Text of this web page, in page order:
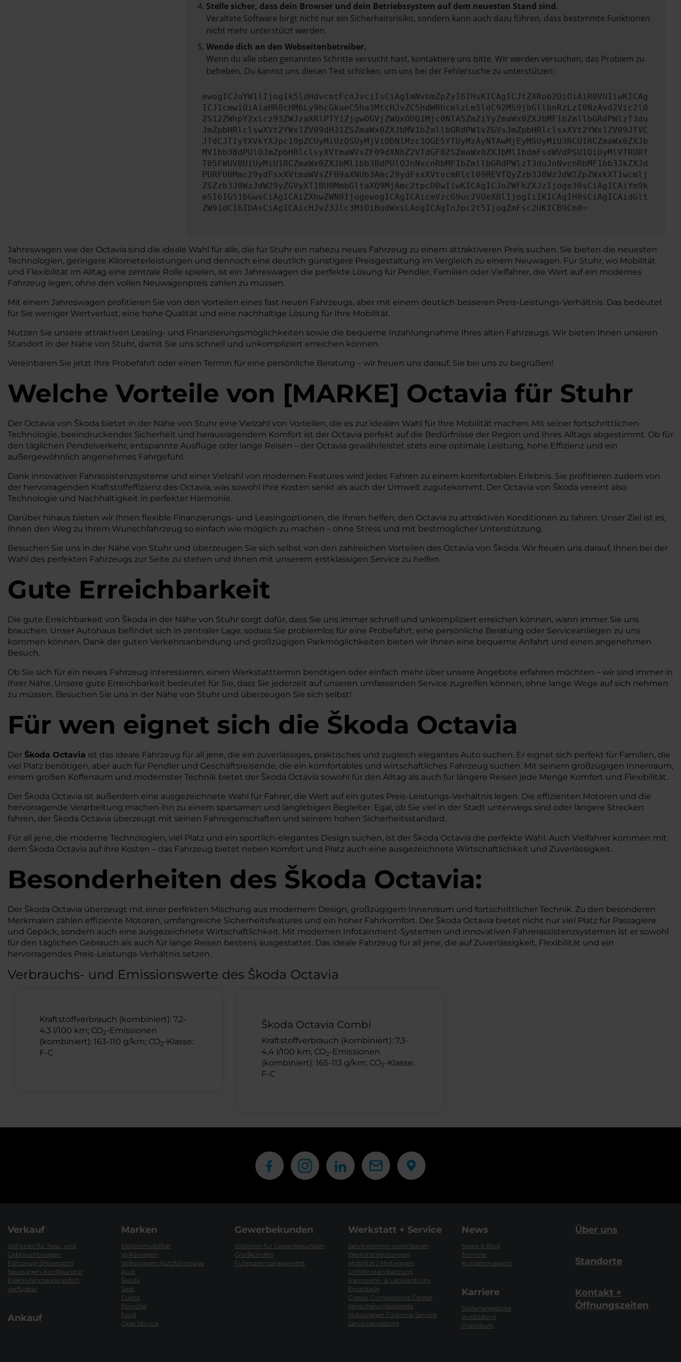
Stelle sicher, dass dein Browser und dein Betriebssystem auf dem neuesten Stand sind.
Veraltete Software birgt nicht nur ein Sicherheitsrisiko, sondern kann auch dazu führen, dass bestimmte Funktionen
nicht mehr unterstützt werden.
Wende dich an den Webseitenbetreiber.
Wenn du alle oben genannten Schritte versucht hast, kontaktiere uns bitte. Wir werden versuchen, das Problem zu
beheben. Du kannst uns diesen Text schicken, um uns bei der Fehlersuche zu unterstützen:
ewogICJuYW1lIjogIk5ldHdvcmtFcnJvciIsCiAgImNvbmZpZyI6IHsKICAgICJtZXRob2QiOiAiR0VUIiwKICAg
ICJ1cmwiOiAiaHR0cHM6Ly9hcGkueC5ha3MtcHJvZC5hdWRhcmlzLm5ldC92MS9jbGllbnRzLzI0NzAvd2Vic2l0
ZS12ZWhpY2xlcz93ZWJzaXRlPTY1ZjgwOGVjZWQxODQ1Mjc0NTA5ZmZiYyZmaWx0ZXJbMF1bZmllbGRdPWlzT3du
JmZpbHRlclswXVt2YWx1ZV09dHJ1ZSZmaWx0ZXJbMV1bZmllbGRdPW1vZGVsJmZpbHRlclsxXVt2YWx1ZV09JTVC
JTdCJTIyYXVkYXJpc19pZCUyMiUzQSUyMjViODNlMzc3OGE5YTUyMzAyNTAwMjEyMSUyMiU3RCU1RCZmaWx0ZXJb
MV1bb3BdPUlOJmZpbHRlclsyXVtmaWVsZF09dXNhZ2VTdGF0ZSZmaWx0ZXJbMl1bdmFsdWVdPSU1QiUyMlVTRURf
T05FWUVBUiUyMiU1RCZmaWx0ZXJbMl1bb3BdPUlOJnNvcnRbMF1bZmllbGRdPWlzT3duJnNvcnRbMF1bb3JkZXJd
PURFU0Mmc29ydFsxXVtmaWVsZF09aXNUb3Amc29ydFsxXVtvcmRlcl09REVTQyZzb3J0WzJdW2ZpZWxkXT1wcmlj
ZSZzb3J0WzJdW29yZGVyXT1BU0MmbGltaXQ9MjAmc2tpcD0wIiwKICAgICJoZWFkZXJzIjoge30sCiAgICAiYm9k
eSI6IG51bGwsCiAgICAiZXhwZWN0IjogewogICAgICAicmVzcG9uc2VUeXBlIjogIiIKICAgIH0sCiAgICAidGlt
ZW91dCI6IDAsCiAgICAicHJvZ3Jlc3MiOiBudWxsLAogICAgInJpc2t5IjogZmFsc2UKICB9Cn0=
Jahreswagen wie der Octavia sind die ideale Wahl für alle, die für Stuhr ein nahezu neues Fahrzeug zu einem attraktiveren Preis suchen. Sie bieten die neuesten
Technologien, geringere Kilometerleistungen und dennoch eine deutlich günstigere Preisgestaltung im Vergleich zu einem Neuwagen. Für Stuhr, wo Mobilität
und Flexibilität im Alltag eine zentrale Rolle spielen, ist ein Jahreswagen die perfekte Lösung für Pendler, Familien oder Vielfahrer, die Wert auf ein modernes
Fahrzeug legen, ohne den vollen Neuwagenpreis zahlen zu müssen.
Mit einem Jahreswagen profitieren Sie von den Vorteilen eines fast neuen Fahrzeugs, aber mit einem deutlich besseren Preis-Leistungs-Verhältnis. Das bedeutet
für Sie weniger Wertverlust, eine hohe Qualität und eine nachhaltige Lösung für Ihre Mobilität.
Nutzen Sie unsere attraktiven Leasing- und Finanzierungsmöglichkeiten sowie die bequeme Inzahlungnahme Ihres alten Fahrzeugs. Wir bieten Ihnen unseren
Standort in der Nähe von Stuhr, damit Sie uns schnell und unkompliziert erreichen können.
Vereinbaren Sie jetzt Ihre Probefahrt oder einen Termin für eine persönliche Beratung – wir freuen uns darauf, Sie bei uns zu begrüßen!
Welche Vorteile von [MARKE] Octavia für Stuhr
Der Octavia von Škoda bietet in der Nähe von Stuhr eine Vielzahl von Vorteilen, die es zur idealen Wahl für Ihre Mobilität machen. Mit seiner fortschrittlichen
Technologie, beeindruckender Sicherheit und herausragendem Komfort ist der Octavia perfekt auf die Bedürfnisse der Region und Ihres Alltags abgestimmt. Ob für
den täglichen Pendelverkehr, entspannte Ausflüge oder lange Reisen – der Octavia gewährleistet stets eine optimale Leistung, hohe Effizienz und ein
außergewöhnlich angenehmes Fahrgefühl.
Dank innovativer Fahrassistenzsysteme und einer Vielzahl von modernen Features wird jedes Fahren zu einem komfortablen Erlebnis. Sie profitieren zudem von
der hervorragenden Kraftstoffeffizienz des Octavia, was sowohl Ihre Kosten senkt als auch der Umwelt zugutekommt. Der Octavia von Škoda vereint also
Technologie und Nachhaltigkeit in perfekter Harmonie.
Darüber hinaus bieten wir Ihnen flexible Finanzierungs- und Leasingoptionen, die Ihnen helfen, den Octavia zu attraktiven Konditionen zu fahren. Unser Ziel ist es,
Ihnen den Weg zu Ihrem Wunschfahrzeug so einfach wie möglich zu machen – ohne Stress und mit bestmöglicher Unterstützung.
Besuchen Sie uns in der Nähe von Stuhr und überzeugen Sie sich selbst von den zahlreichen Vorteilen des Octavia von Škoda. Wir freuen uns darauf, Ihnen bei der
Wahl des perfekten Fahrzeugs zur Seite zu stehen und Ihnen mit unserem erstklassigen Service zu helfen.
Gute Erreichbarkeit
Die gute Erreichbarkeit von Škoda in der Nähe von Stuhr sorgt dafür, dass Sie uns immer schnell und unkompliziert erreichen können, wann immer Sie uns
brauchen. Unser Autohaus befindet sich in zentraler Lage, sodass Sie problemlos für eine Probefahrt, eine persönliche Beratung oder Serviceanliegen zu uns
kommen können. Dank der guten Verkehrsanbindung und großzügigen Parkmöglichkeiten bieten wir Ihnen eine bequeme Anfahrt und einen angenehmen
Besuch.
Ob Sie sich für ein neues Fahrzeug interessieren, einen Werkstatttermin benötigen oder einfach mehr über unsere Angebote erfahren möchten – wir sind immer in
Ihrer Nähe. Unsere gute Erreichbarkeit bedeutet für Sie, dass Sie jederzeit auf unseren umfassenden Service zugreifen können, ohne lange Wege auf sich nehmen
zu müssen. Besuchen Sie uns in der Nähe von Stuhr und überzeugen Sie sich selbst!
Für wen eignet sich die Škoda Octavia
Der Škoda Octavia ist das ideale Fahrzeug für all jene, die ein zuverlässiges, praktisches und zugleich elegantes Auto suchen. Er eignet sich perfekt für Familien, die
viel Platz benötigen, aber auch für Pendler und Geschäftsreisende, die ein komfortables und wirtschaftliches Fahrzeug suchen. Mit seinem großzügigen Innenraum,
einem großen Kofferraum und modernster Technik bietet der Škoda Octavia sowohl für den Alltag als auch für längere Reisen jede Menge Komfort und Flexibilität.
Der Škoda Octavia ist außerdem eine ausgezeichnete Wahl für Fahrer, die Wert auf ein gutes Preis-Leistungs-Verhältnis legen. Die effizienten Motoren und die
hervorragende Verarbeitung machen ihn zu einem sparsamen und langlebigen Begleiter. Egal, ob Sie viel in der Stadt unterwegs sind oder längere Strecken
fahren, der Škoda Octavia überzeugt mit seinen Fahreigenschaften und seinem hohen Sicherheitsstandard.
Für all jene, die moderne Technologien, viel Platz und ein sportlich-elegantes Design suchen, ist der Škoda Octavia die perfekte Wahl. Auch Vielfahrer kommen mit
dem Škoda Octavia auf ihre Kosten – das Fahrzeug bietet neben Komfort und Platz auch eine ausgezeichnete Wirtschaftlichkeit und Zuverlässigkeit.
Besonderheiten des Škoda Octavia:
Der Škoda Octavia überzeugt mit einer perfekten Mischung aus modernem Design, großzügigem Innenraum und fortschrittlicher Technik. Zu den besonderen
Merkmalen zählen effiziente Motoren, umfangreiche Sicherheitsfeatures und ein hoher Fahrkomfort. Der Škoda Octavia bietet nicht nur viel Platz für Passagiere
und Gepäck, sondern auch eine ausgezeichnete Wirtschaftlichkeit. Mit modernen Infotainment-Systemen und innovativen Fahrerassistenzsystemen ist er sowohl
für den täglichen Gebrauch als auch für lange Reisen bestens ausgestattet. Das ideale Fahrzeug für all jene, die auf Zuverlässigkeit, Flexibilität und ein
hervorragendes Preis-Leistungs-Verhältnis setzen.
Verbrauchs- und Emissionswerte des Škoda Octavia
Kraftstoffverbrauch (kombiniert): 7,2-
4,3 l/100 km; CO2-Emissionen
(kombiniert): 163-110 g/km; CO2-Klasse:
F-C
Škoda Octavia Combi
Kraftstoffverbrauch (kombiniert): 7,3-
4,4 l/100 km; CO2-Emissionen
(kombiniert): 165-113 g/km; CO2-Klasse:
F-C
Verkauf
Aktionen für Neu- und
Gebrauchtwagen
Fahrzeug-Showroom
Neuwagen-Konfigurator
Elektrofahrzeuge sofort
verfügbar
Ankauf
Marken
Elektromobilität
Volkswagen
Volkswagen Nutzfahrzeuge
Audi
Škoda
Seat
Cupra
Porsche
Ford
Opel Service
Gewerbekunden
Aktionen für Gewerbekunden
Großkunden
Fuhrparkmanagement
Werkstatt + Service
Servicetermin vereinbaren
Werkstattleistungen
Mobilität / Mietwagen
Unfallinstandsetzung
Karosserie- & Lackzentrum
Ersatzteile
Classic Competence Center
Verischerungsdienste
Volkswagen Financial Service
Serviceangebote
News
News & Blog
Termine
Kundenmagazin
Karriere
Stellenangebote
Ausbildung
Praktikum
Über uns
Standorte
Kontakt +
Öffnungszeiten